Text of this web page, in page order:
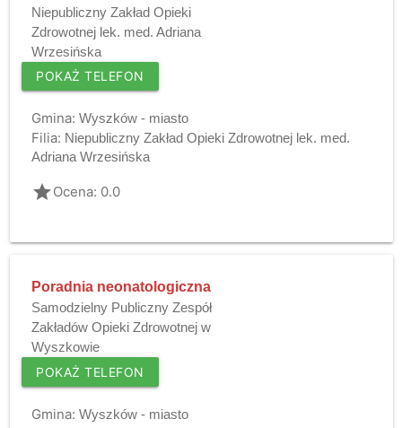
Niepubliczny Zakład Opieki
Zdrowotnej lek. med. Adriana
Wrzesińska
POKAŻ TELEFON
Gmina: Wyszków - miasto
Filia: Niepubliczny Zakład Opieki Zdrowotnej lek. med.
Adriana Wrzesińska
gradeOcena: 0.0
Poradnia neonatologiczna
Samodzielny Publiczny Zespół
Zakładów Opieki Zdrowotnej w
Wyszkowie
POKAŻ TELEFON
Gmina: Wyszków - miasto